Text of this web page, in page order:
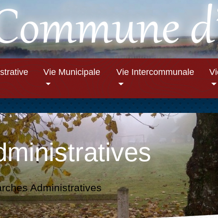
Vie Municipale Vie Intercommunale
Administratives